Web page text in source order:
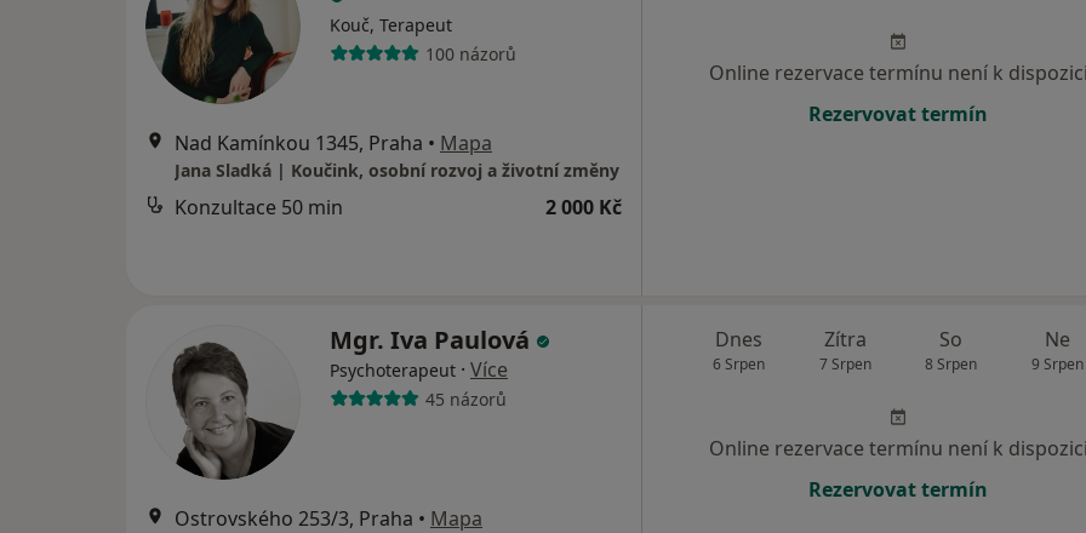
Kouč, Terapeut
100 názorů
Nad Kamínkou 1345, Praha • Mapa
Jana Sladká | Koučink, osobní rozvoj a životní změny
Konzultace 50 min 2 000 Kč
Online rezervace termínu není k dispozici
Rezervovat termín
Mgr. Iva Paulová
Psychoterapeut · Více
45 názorů
Ostrovského 253/3, Praha • Mapa
Dnes
6 Srpen
Zítra
7 Srpen
So
8 Srpen
Ne
9 Srpen
Online rezervace termínu není k dispozici
Rezervovat termín